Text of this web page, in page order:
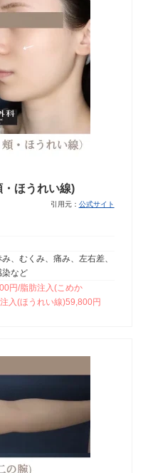
ほうれい線)
引用元： 公式サイト
、むくみ、痛み、左右差、
染など
円/脂肪注入(こめか
入(ほうれい線)59,800円